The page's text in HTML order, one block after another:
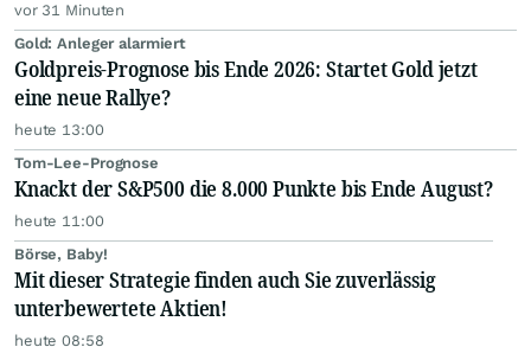
vor 31 Minuten
Gold: Anleger alarmiert
Goldpreis-Prognose bis Ende 2026: Startet Gold jetzt
eine neue Rallye?
heute 13:00
Tom-Lee-Prognose
Knackt der S&P500 die 8.000 Punkte bis Ende August?
heute 11:00
Börse, Baby!
Mit dieser Strategie finden auch Sie zuverlässig
unterbewertete Aktien!
heute 08:58